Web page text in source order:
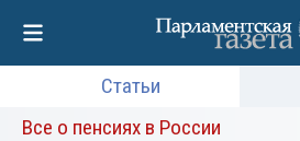
Статьи
Все о пенсиях в России